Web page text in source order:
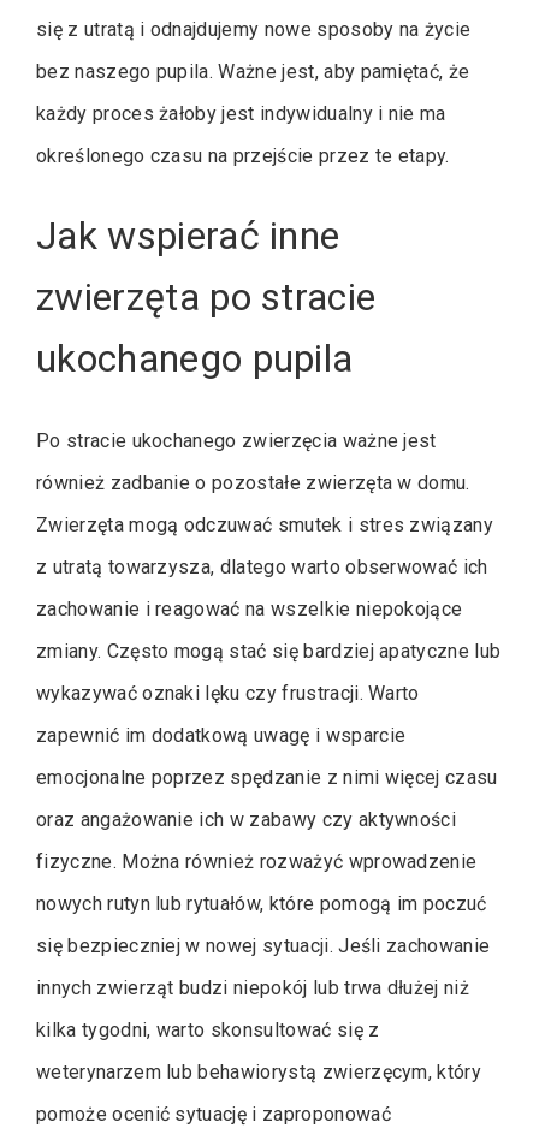
się z utratą i odnajdujemy nowe sposoby na życie
bez naszego pupila. Ważne jest, aby pamiętać, że
każdy proces żałoby jest indywidualny i nie ma
określonego czasu na przejście przez te etapy.
Jak wspierać inne
zwierzęta po stracie
ukochanego pupila
Po stracie ukochanego zwierzęcia ważne jest
również zadbanie o pozostałe zwierzęta w domu.
Zwierzęta mogą odczuwać smutek i stres związany
z utratą towarzysza, dlatego warto obserwować ich
zachowanie i reagować na wszelkie niepokojące
zmiany. Często mogą stać się bardziej apatyczne lub
wykazywać oznaki lęku czy frustracji. Warto
zapewnić im dodatkową uwagę i wsparcie
emocjonalne poprzez spędzanie z nimi więcej czasu
oraz angażowanie ich w zabawy czy aktywności
fizyczne. Można również rozważyć wprowadzenie
nowych rutyn lub rytuałów, które pomogą im poczuć
się bezpieczniej w nowej sytuacji. Jeśli zachowanie
innych zwierząt budzi niepokój lub trwa dłużej niż
kilka tygodni, warto skonsultować się z
weterynarzem lub behawiorystą zwierzęcym, który
pomoże ocenić sytuację i zaproponować